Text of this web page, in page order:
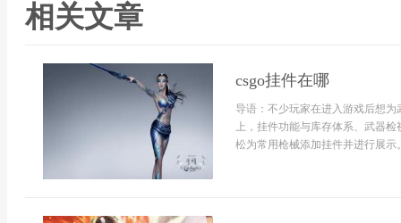
相关文章
csgo挂件在哪
导语：不少玩家在进入游戏后想
上，挂件功能与库存体系、武器
松为常用枪械添加挂件并进行展